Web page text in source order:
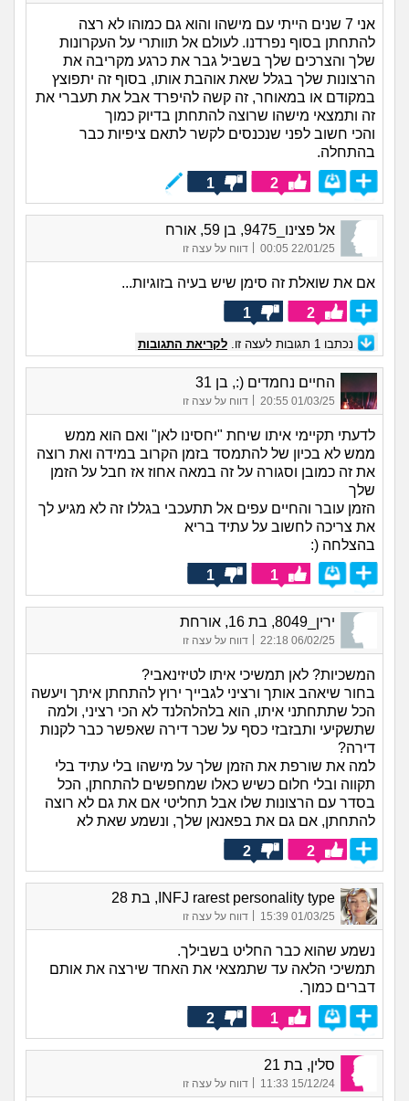
אני 7 שנים הייתי עם מישהו והוא גם כמוהו לא רצה
להתחתן בסוף נפרדנו. לעולם אל תוותרי על העקרונות
שלך והצרכים שלך בשביל גבר את כרגע מקריבה את
הרצונות שלך בגלל שאת אוהבת אותו, בסוף זה יתפוצץ
במקודם או במאוחר, זה קשה להיפרד אבל את תעברי את
זה ותמצאי מישהו שרוצה להתחתן בדיוק כמוך
והכי חשוב לפני שנכנסים לקשר לתאם ציפיות כבר
בהתחלה.
2
1
אל פצינו_9475, בן 59, אורח
22/01/25 00:05
| דווח על עצה זו
אם את שואלת זה סימן שיש בעיה בזוגיות...
2
1
נכתבו 1 תגובות לעצה זו. לקריאת התגובות
החיים נחמדים (:, בן 31
01/03/25 20:55
| דווח על עצה זו
לדעתי תקיימי איתו שיחת "יחסינו לאן" ואם הוא ממש
ממש לא בכיון של להתמסד בזמן הקרוב במידה ואת רוצה
את זה כמובן וסגורה על זה במאה אחוז אז חבל על הזמן
שלך
הזמן עובר והחיים עפים אל תתעכבי בגללו זה לא מגיע לך
את צריכה לחשוב על עתיד בריא
בהצלחה (:
1
1
ירין_8049, בת 16, אורחת
06/02/25 22:18 דווח על עצה זו
המשכיות? לאן תמשיכי איתו לטיזינאבי?
בחור שיאהב אותך ורציני לגבייך ירוץ להתחתן איתך ויעשה
הכל שתתחתני איתו, הוא בלהלהלנד לא הכי רציני, ולמה
שתשקיעי ותבזבזי כסף על שכר דירה שאפשר כבר לקנות
דירה?
למה את שורפת את הזמן שלך על מישהו בלי עתיד בלי
תקווה ובלי חלום כשיש כאלו שמחפשים להתחתן, הכל
בסדר עם הרצונות שלו אבל תחליטי אם את גם לא רוצה
להתחתן, אם גם את בפאנאן שלך, ונשמע שאת לא
2
2
INFJ rarest personality type, בת 28
01/03/25 15:39 דווח על עצה זו
נשמע שהוא כבר החליט בשבילך.
תמשיכי הלאה עד שתמצאי את האחד שירצה את אותם
דברים כמוך.
1
2
סלין, בת 21
15/12/24 11:33
| דווח על עצה זו